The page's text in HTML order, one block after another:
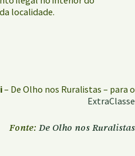
localidade.
– De Olho nos Ruralistas – para o
ExtraClasse
Fonte: De Olho nos Ruralistas